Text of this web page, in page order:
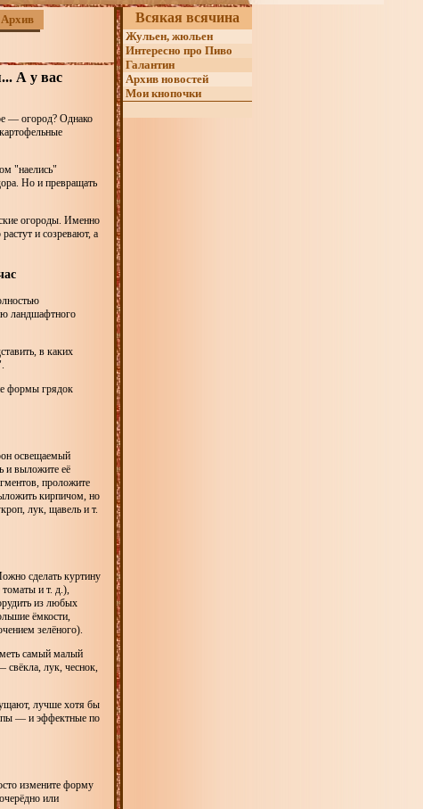
Архив
А у вас
— огород? Однако
"наелись"
Но и превращать
огороды. Именно
и созревают, а
ландшафтного
в каких
формы грядок
освещаемый
и выложите её
проложите
кирпичом, но
лук, щавель и т.
сделать куртину
и т. д.),
из любых
ёмкости,
зелёного).
самый малый
свёкла, лук, чеснок,
лучше хотя бы
— и эффектные по
измените форму
или
Всякая всячина
Жульен, жюльен
Интересно про Пиво
Галантин
Архив новостей
Мои кнопочки